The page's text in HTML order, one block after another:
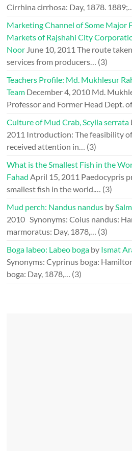
Cirrhina cirrhosa: Day, 1878.
Marketing Channel of Some Major
Markets of Rajshahi City
Noor June 10, 2011 The route
services from producers… (3)
Teachers Profile: Md. Mukhlesur
Team December 4, 2010 Md.
Professor and Former Head Dept.
Culture of Mud Crab, Scylla serrata
2011 Introduction: The feasibility
received attention in… (3)
What is the Smallest Fish in the
Fahad April 15, 2011 Paedocypris
smallest fish in the world.… (3)
Mud perch: Nandus nandus by
2010 Synonyms: Coius nandus:
marmoratus: Day, 1878,… (3)
Boga labeo: Labeo boga by Ismat
Synonyms: Cyprinus boga:
boga: Day, 1878,… (3)